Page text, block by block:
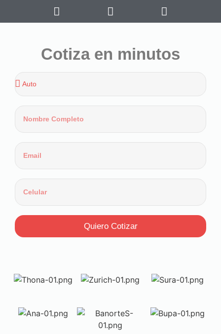
Cotiza en minutos
Quiero Cotizar